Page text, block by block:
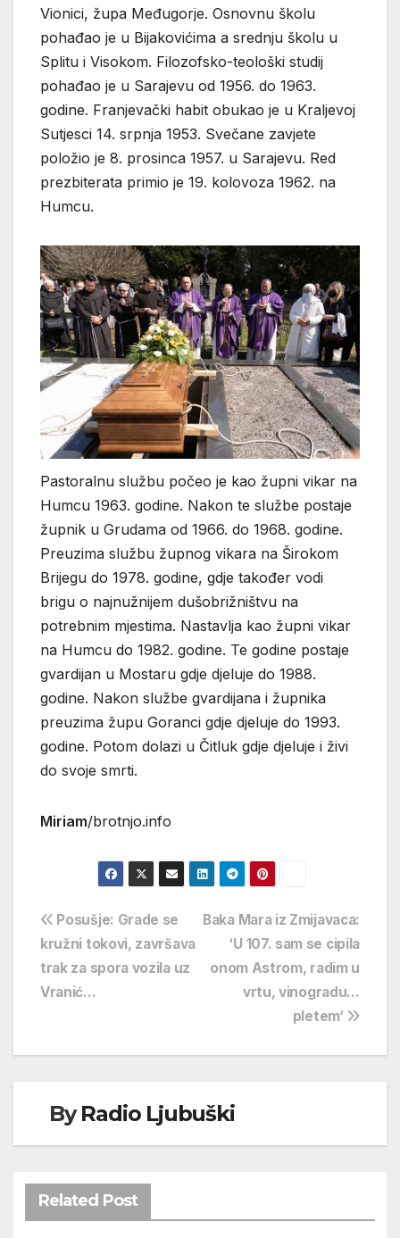
Vionici, župa Međugorje. Osnovnu školu
pohađao je u Bijakovićima a srednju školu u
Splitu i Visokom. Filozofsko-teološki studij
pohađao je u Sarajevu od 1956. do 1963.
godine. Franjevački habit obukao je u Kraljevoj
Sutjesci 14. srpnja 1953. Svečane zavjete
položio je 8. prosinca 1957. u Sarajevu. Red
prezbiterata primio je 19. kolovoza 1962. na
Humcu.
Pastoralnu službu počeo je kao župni vikar na
Humcu 1963. godine. Nakon te službe postaje
župnik u Grudama od 1966. do 1968. godine.
Preuzima službu župnog vikara na Širokom
Brijegu do 1978. godine, gdje također vodi
brigu o najnužnijem dušobrižništvu na
potrebnim mjestima. Nastavlja kao župni vikar
na Humcu do 1982. godine. Te godine postaje
gvardijan u Mostaru gdje djeluje do 1988.
godine. Nakon službe gvardijana i župnika
preuzima župu Goranci gdje djeluje do 1993.
godine. Potom dolazi u Čitluk gdje djeluje i živi
do svoje smrti.
Miriam/brotnjo.info
Navigacija
objava
Baka Mara iz Zmijavaca:
‘U 107. sam se cipila
onom Astrom, radim u
vrtu, vinogradu…
pletem‘
Posušje: Grade se
kružni tokovi, završava
trak za spora vozila uz
Vranić…
ByRadio Ljubuški
Related Post